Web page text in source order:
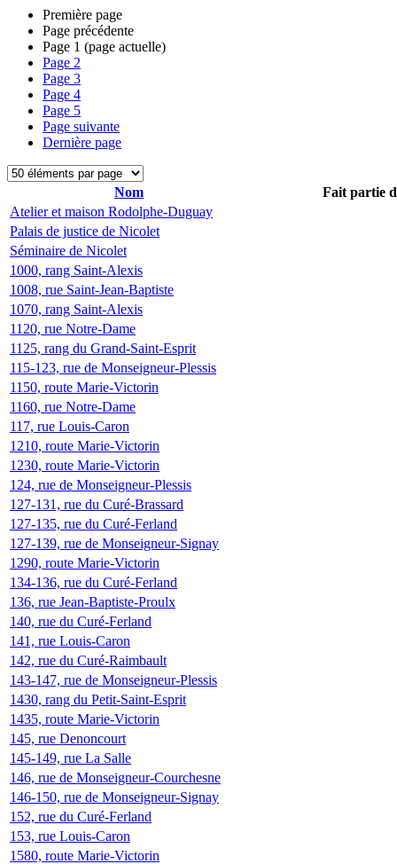
Première page
Page précédente
Page 1 (page actuelle)
Page 2
Page 3
Page 4
Page 5
Page suivante
Dernière page
Nom
Fait partie
Atelier et maison Rodolphe-Duguay
Palais de justice de Nicolet
Séminaire de Nicolet
1000, rang Saint-Alexis
1008, rue Saint-Jean-Baptiste
1070, rang Saint-Alexis
1120, rue Notre-Dame
1125, rang du Grand-Saint-Esprit
115-123, rue de Monseigneur-Plessis
1150, route Marie-Victorin
1160, rue Notre-Dame
117, rue Louis-Caron
1210, route Marie-Victorin
1230, route Marie-Victorin
124, rue de Monseigneur-Plessis
127-131, rue du Curé-Brassard
127-135, rue du Curé-Ferland
127-139, rue de Monseigneur-Signay
1290, route Marie-Victorin
134-136, rue du Curé-Ferland
136, rue Jean-Baptiste-Proulx
140, rue du Curé-Ferland
141, rue Louis-Caron
142, rue du Curé-Raimbault
143-147, rue de Monseigneur-Plessis
1430, rang du Petit-Saint-Esprit
1435, route Marie-Victorin
145, rue Denoncourt
145-149, rue La Salle
146, rue de Monseigneur-Courchesne
146-150, rue de Monseigneur-Signay
152, rue du Curé-Ferland
153, rue Louis-Caron
1580, route Marie-Victorin